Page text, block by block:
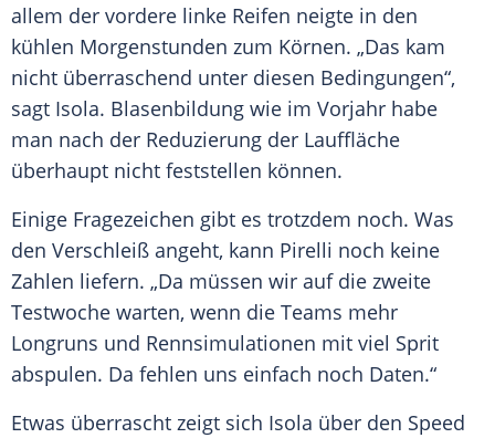
allem der vordere linke Reifen neigte in den
kühlen Morgenstunden zum Körnen. „Das kam
nicht überraschend unter diesen Bedingungen“,
sagt Isola. Blasenbildung wie im Vorjahr habe
man nach der Reduzierung der Lauffläche
überhaupt nicht feststellen können.
Einige Fragezeichen gibt es trotzdem noch. Was
den Verschleiß angeht, kann Pirelli noch keine
Zahlen liefern. „Da müssen wir auf die zweite
Testwoche warten, wenn die Teams mehr
Longruns und Rennsimulationen mit viel Sprit
abspulen. Da fehlen uns einfach noch Daten.“
Etwas überrascht zeigt sich Isola über den Speed